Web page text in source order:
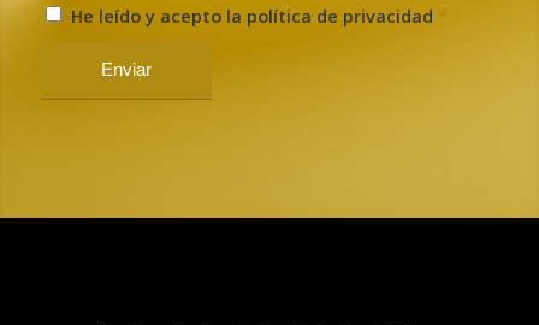
He leído y acepto la política de privacidad